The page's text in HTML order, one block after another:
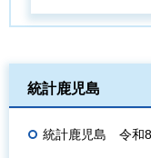
統計鹿児島
統計鹿児島 令和